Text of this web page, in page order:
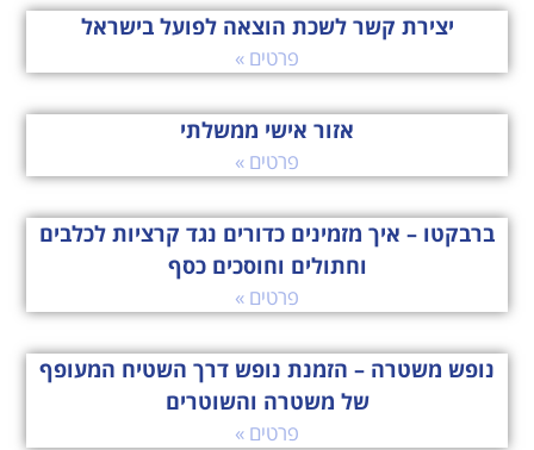
יצירת קשר לשכת הוצאה לפועל בישראל
פרטים »
אזור אישי ממשלתי
פרטים »
ברבקטו – איך מזמינים כדורים נגד קרציות לכלבים
וחתולים וחוסכים כסף
פרטים »
נופש משטרה – הזמנת נופש דרך השטיח המעופף
של משטרה והשוטרים
פרטים »